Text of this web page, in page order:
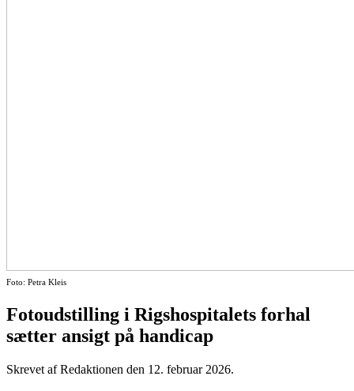
Foto: Petra Kleis
Fotoudstilling i Rigshospitalets forhal
sætter ansigt på handicap
Skrevet af Redaktionen den 12. februar 2026.